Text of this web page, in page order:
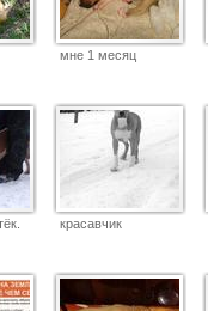
мне 1 месяц
красавчик